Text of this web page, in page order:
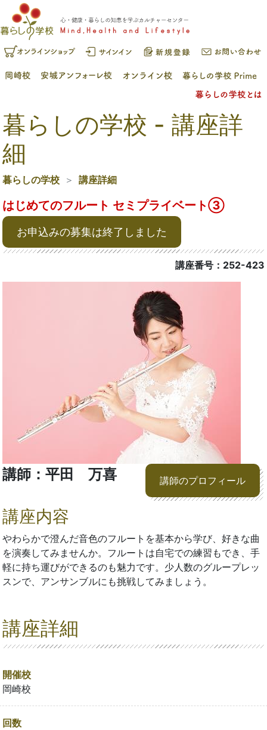
暮らしの学校 - 講座詳
細
暮らしの学校 講座詳細
はじめてのフルート セミプライベート③
お申込みの募集は終了しました
講座番号：252-423
講師：平田 万喜 講師のプロフィール
講座内容
やわらかで澄んだ音色のフルートを基本から学び、好きな曲
を演奏してみませんか。フルートは自宅での練習もでき、手
軽に持ち運びができるのも魅力です。少人数のグループレッ
スンで、アンサンブルにも挑戦してみましょう。
講座詳細
開催校
岡崎校
回数